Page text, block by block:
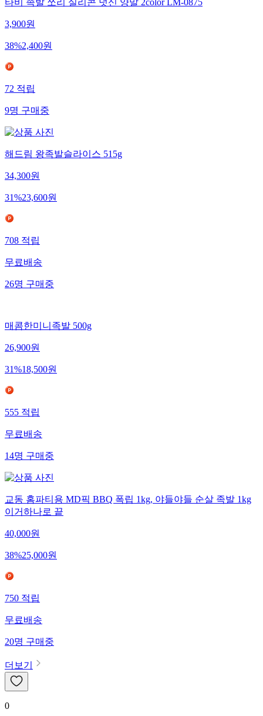
타비 족발 쪼리 실리콘 덧신 양말 2color LM-0875
3,900원
38%2,400원
72적립
9명구매중
해드림 왕족발슬라이스 515g
34,300원
31%23,600원
708적립
무료배송
26명구매중
매콤한미니족발 500g
26,900원
31%18,500원
555적립
무료배송
14명구매중
교동 홈파티용 MD픽 BBQ 폭립 1kg, 야들야들 순살 족발 1kg
이거하나로 끝
40,000원
38%25,000원
750적립
무료배송
20명구매중
더보기
0